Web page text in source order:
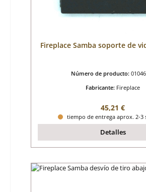
Fireplace Samba soporte de
Número de producto:
Fabricante: Fireplace
Precio normal:
45,21 €
tiempo de entrega aprox. 2-3
Detalles